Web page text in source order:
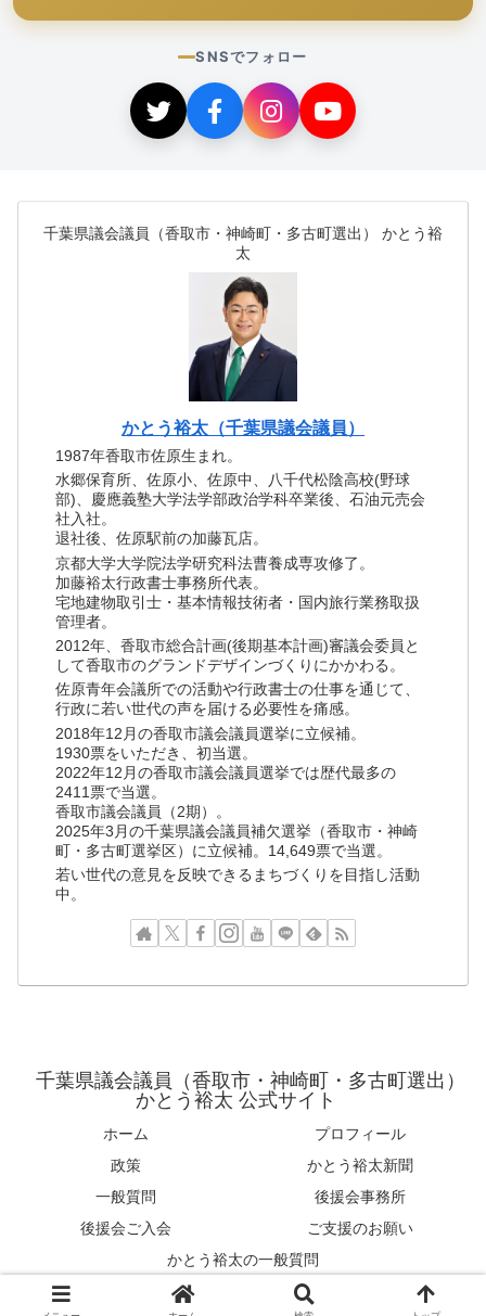
SNSでフォロー
千葉県議会議員（香取市・神崎町・多古町選出） かとう裕
太
かとう裕太（千葉県議会議員）
1987年香取市佐原生まれ。
水郷保育所、佐原小、佐原中、八千代松陰高校(野球
部)、慶應義塾大学法学部政治学科卒業後、石油元売会
社入社。
退社後、佐原駅前の加藤瓦店。
京都大学大学院法学研究科法曹養成専攻修了。
加藤裕太行政書士事務所代表。
宅地建物取引士・基本情報技術者・国内旅行業務取扱
管理者。
2012年、香取市総合計画(後期基本計画)審議会委員と
して香取市のグランドデザインづくりにかかわる。
佐原青年会議所での活動や行政書士の仕事を通じて、
行政に若い世代の声を届ける必要性を痛感。
2018年12月の香取市議会議員選挙に立候補。
1930票をいただき、初当選。
2022年12月の香取市議会議員選挙では歴代最多の
2411票で当選。
香取市議会議員（2期）。
2025年3月の千葉県議会議員補欠選挙（香取市・神崎
町・多古町選挙区）に立候補。14,649票で当選。
若い世代の意見を反映できるまちづくりを目指し活動
中。
千葉県議会議員（香取市・神崎町・多古町選出）
かとう裕太 公式サイト
ホーム
プロフィール
政策
かとう裕太新聞
一般質問
後援会事務所
後援会ご入会
ご支援のお願い
かとう裕太の一般質問
© 2018-2024 KATO Yuta Office.